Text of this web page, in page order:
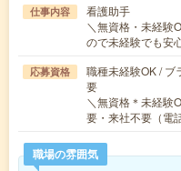
仕事内容
看護助手
＼無資格・未経験
ので未経験でも
応募資格
職種未経験OK / ブ
要
＼無資格＊未経
要・来社不要（
職場の雰囲気